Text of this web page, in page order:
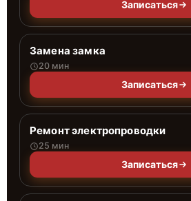
Записаться
Замена замка
20 мин
Записаться
Ремонт электропроводки
25 мин
Записаться